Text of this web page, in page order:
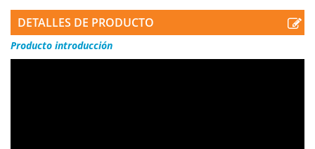
DETALLES DE PRODUCTO
Producto introducción